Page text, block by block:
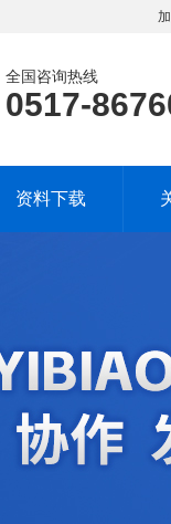
全国咨询热线
0517-
资料下载